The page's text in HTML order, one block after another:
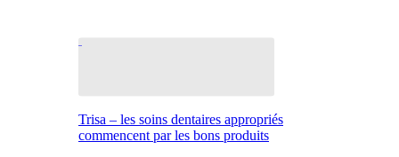
Trisa – les soins dentaires appropriés
commencent par les bons produits